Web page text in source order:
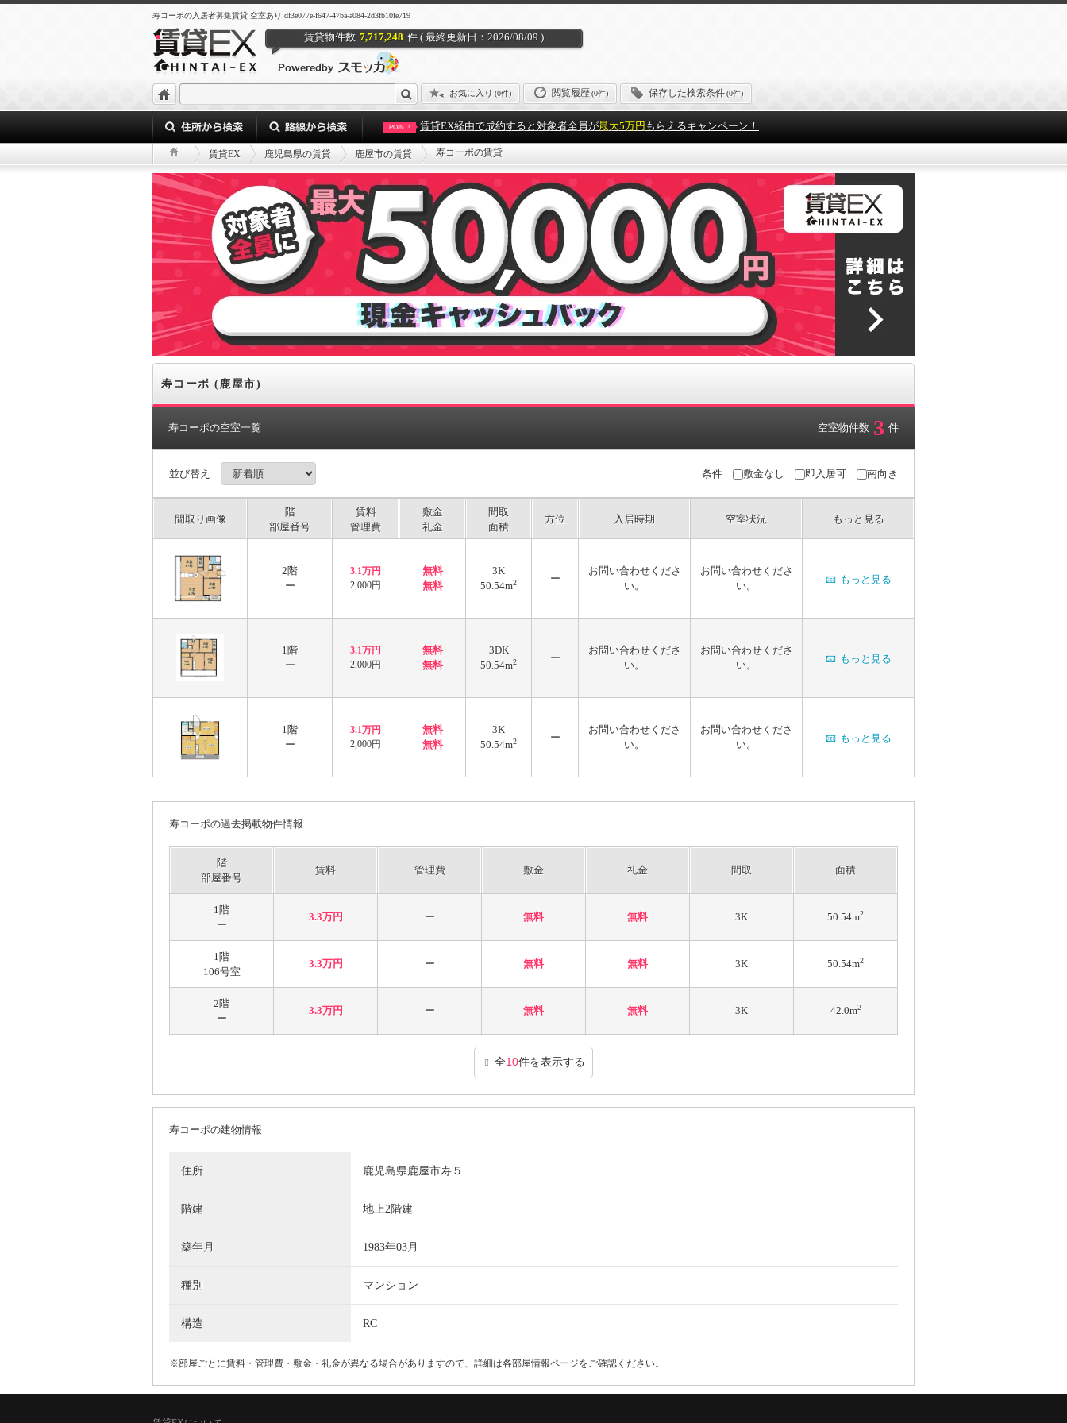
寿コーポの入居者募集賃貸 空室あり df3e077e-f647-47ba-a084-2d3fb10fe719
賃貸物件数 7,717,248 件 ( 最終更新日：2026/08/09 )
お気に入り (0件) 閲覧履歴(0件) 保存した検索条件(0件)
POINT! 賃貸EX経由で成約すると対象者全員が最大5万円 もらえるキャンペーン！
賃貸EX 鹿児島県の賃貸 鹿屋市の賃貸 寿コーポの賃貸
寿コーポ (鹿屋市)
寿コーポの空室一覧 空室物件数 3 件
並び替え 条件 敷金なし 即入居可 南向き
間取り画像
階
部屋番号
賃料
管理費
敷金
礼金
間取
面積
方位 入居時期 空室状況 もっと見る
2階
ー
3.1万円
2,000円
無料
無料
3K
50.54m2 ー
お問い合わせくださ
い。
お問い合わせくださ
い。
📧 もっと見る
1階
ー
3.1万円
2,000円
無料
無料
3DK
50.54m2 ー
お問い合わせくださ
い。
お問い合わせくださ
い。
📧 もっと見る
1階
ー
3.1万円
2,000円
無料
無料
3K
50.54m2 ー
お問い合わせくださ
い。
お問い合わせくださ
い。
📧 もっと見る
寿コーポの過去掲載物件情報
階
部屋番号
賃料 管理費 敷金 礼金 間取 面積
1階
ー
3.3万円 ー 無料 無料 3K 50.54m2
1階
106号室
3.3万円 ー 無料 無料 3K 50.54m2
2階
ー
3.3万円 ー 無料 無料 3K 42.0m2
全10件を表示する
寿コーポの建物情報
住所 鹿児島県鹿屋市寿５
階建 地上2階建
築年月 1983年03月
種別 マンション
構造 RC
※部屋ごとに賃料・管理費・敷金・礼金が異なる場合がありますので、詳細は各部屋情報ページをご確認ください。